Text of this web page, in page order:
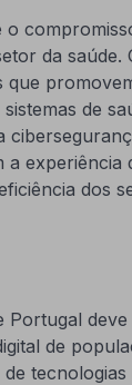
o
da saúde.
que
de
a experiência
dos
Portugal
de